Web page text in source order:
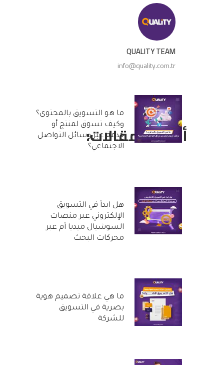
QUALITY TEAM
info@quality.com.tr
أحدث المقالات:
ما هو التسويق بالمحتوى؟
وكيف تسوق لمنتج أو
خدمة عبر وسائل التواصل
الاجتماعي؟
هل ابدأ في التسويق
الإلكتروني عبر منصات
السوشيال ميديا أم عبر
محركات البحث
ما هي علاقة تصميم هوية
بصرية في التسويق
للشركة